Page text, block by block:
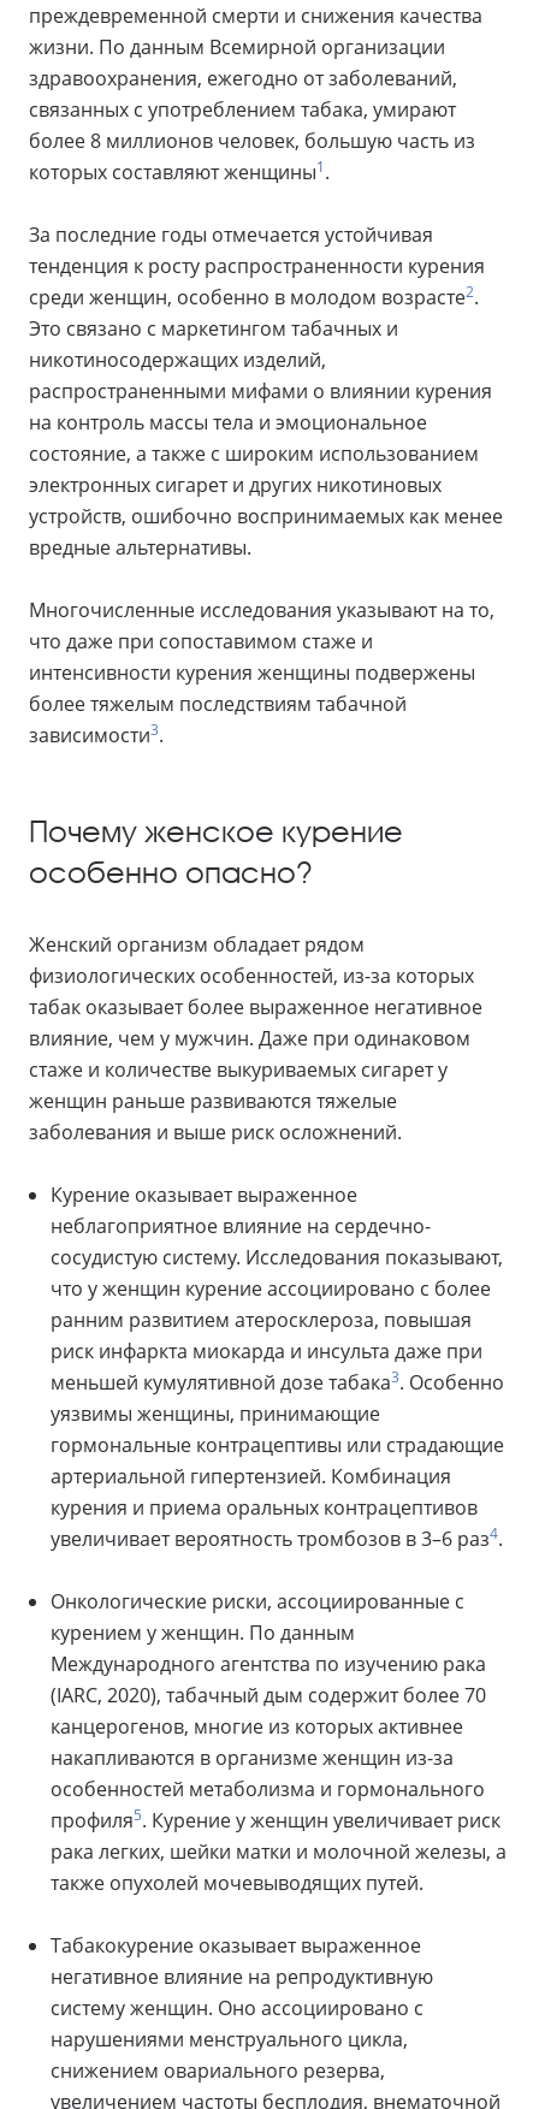
преждевременной смерти и снижения качества
жизни. По данным Всемирной организации
здравоохранения, ежегодно от заболеваний,
связанных с употреблением табака, умирают
более 8 миллионов человек, большую часть из
которых составляют женщины1.
За последние годы отмечается устойчивая
тенденция к росту распространенности курения
среди женщин, особенно в молодом возрасте2.
Это связано с маркетингом табачных и
никотиносодержащих изделий,
распространенными мифами о влиянии курения
на контроль массы тела и эмоциональное
состояние, а также с широким использованием
электронных сигарет и других никотиновых
устройств, ошибочно воспринимаемых как менее
вредные альтернативы.
Многочисленные исследования указывают на то,
что даже при сопоставимом стаже и
интенсивности курения женщины подвержены
более тяжелым последствиям табачной
зависимости3.
Почему женское курение
особенно опасно?
Женский организм обладает рядом
физиологических особенностей, из-за которых
табак оказывает более выраженное негативное
влияние, чем у мужчин. Даже при одинаковом
стаже и количестве выкуриваемых сигарет у
женщин раньше развиваются тяжелые
заболевания и выше риск осложнений.
Курение оказывает выраженное
неблагоприятное влияние на сердечно-
сосудистую систему. Исследования показывают,
что у женщин курение ассоциировано с более
ранним развитием атеросклероза, повышая
риск инфаркта миокарда и инсульта даже при
меньшей кумулятивной дозе табака3. Особенно
уязвимы женщины, принимающие
гормональные контрацептивы или страдающие
артериальной гипертензией. Комбинация
курения и приема оральных контрацептивов
увеличивает вероятность тромбозов в 3–6 раз4.
Онкологические риски, ассоциированные с
курением у женщин. По данным
Международного агентства по изучению рака
(IARC, 2020), табачный дым содержит более 70
канцерогенов, многие из которых активнее
накапливаются в организме женщин из-за
особенностей метаболизма и гормонального
профиля5. Курение у женщин увеличивает риск
рака легких, шейки матки и молочной железы, а
также опухолей мочевыводящих путей.
Табакокурение оказывает выраженное
негативное влияние на репродуктивную
систему женщин. Оно ассоциировано с
нарушениями менструального цикла,
снижением овариального резерва,
увеличением частоты бесплодия, внематочной